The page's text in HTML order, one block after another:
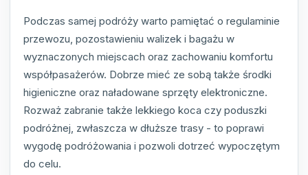
Podczas samej podróży warto pamiętać o regulaminie
przewozu, pozostawieniu walizek i bagażu w
wyznaczonych miejscach oraz zachowaniu komfortu
współpasażerów. Dobrze mieć ze sobą także środki
higieniczne oraz naładowane sprzęty elektroniczne.
Rozważ zabranie także lekkiego koca czy poduszki
podróżnej, zwłaszcza w dłuższe trasy - to poprawi
wygodę podróżowania i pozwoli dotrzeć wypoczętym
do celu.